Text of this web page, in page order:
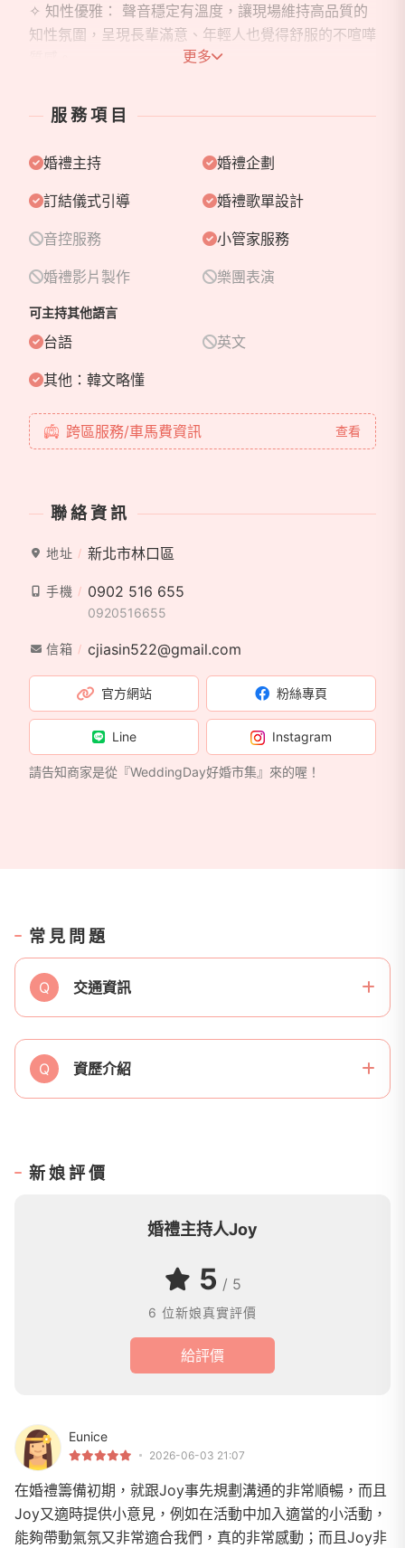
✧ 知性優雅： 聲音穩定有溫度，讓現場維持高品質的
知性氛圍，呈現長輩滿意、年輕人也覺得舒服的不喧嘩
✧ 掌控氣氛： 身為金牛座 I 人，細膩的觀察力是我的
強項。我能敏銳察覺現場節奏，在不喧賓奪主的前提
下，精準掌握婚禮氣氛與流暢度。
✧ 新人好友視角： 不僅是主持人，更是妳們身邊最穩
繁瑣流程的同時，也細心守護妳們當下的所有情緒。
✨ 服務項目 ▸ 專業婚禮主持（國、台、略懂韓文） ▸
全流程企劃與諮詢 ▸ 婚禮禮俗引導（文定、迎娶、西
💌 檔期預約 📅 2026 、2027婚禮檔期預約中 如果妳
也喜歡這種優雅、穩定、且像朋友一樣的陪伴風格，歡
更多
服務項目
婚禮主持 婚禮企劃
訂結儀式引導 婚禮歌單設計
音控服務 小管家服務
婚禮影片製作 樂團表演
可主持其他語言
台語 英文
其他：韓文略懂
跨區服務/車馬費資訊 查看
聯絡資訊
地址 新北市林口區
手機 0902 516 655
0920516655
信箱 cjiasin522@gmail.com
官方網站 粉絲專頁
Line Instagram
請告知商家是從『WeddingDay好婚市集』來的喔！
常見問題
Q 交通資訊
Q 資歷介紹
新娘評價
婚禮主持人Joy
5 / 5
6 位新娘真實評價
給評價
Eunice
2026-06-03 21:07
在婚禮籌備初期，就跟Joy事先規劃溝通的非常順暢，而且
Joy又適時提供小意見，例如在活動中加入適當的小活動，
能夠帶動氣氛又非常適合我們，真的非常感動；而且Joy非